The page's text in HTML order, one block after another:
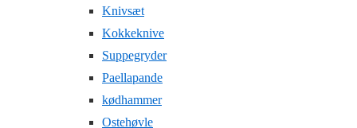
Knivsæt
Kokkeknive
Suppegryder
Paellapande
kødhammer
Ostehøvle